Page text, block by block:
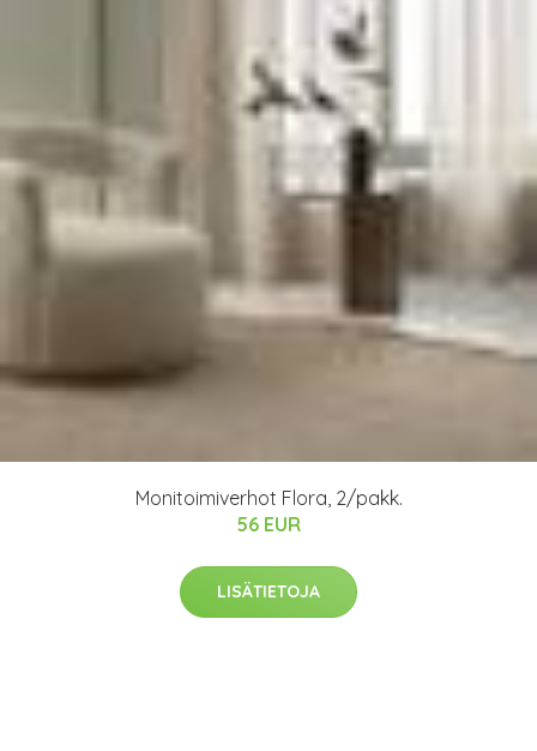
Monitoimiverhot Flora, 2/pakk.
56 EUR
LISÄTIETOJA